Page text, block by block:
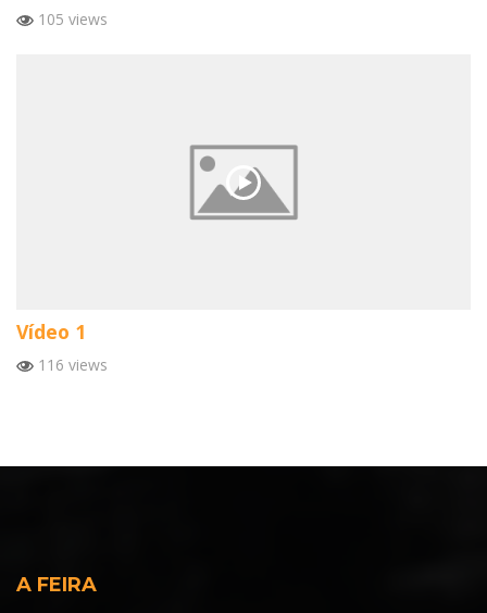
105 views
Vídeo 1
116 views
A FEIRA